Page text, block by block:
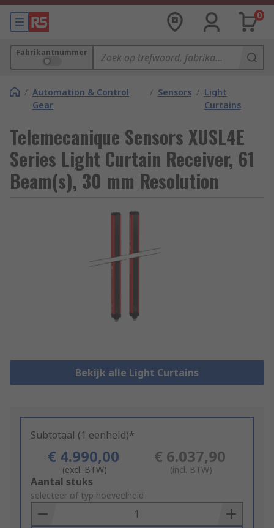
0
Fabrikantnummer
/ Automation & Control
Gear
/ Sensors / Light
Curtains
Telemecanique Sensors XUSL4E
Series Light Curtain Receiver, 61
Beam(s), 30 mm Resolution
Bekijk alle Light Curtains
Subtotaal (1 eenheid)*
€ 4.990,00
(excl. BTW)
€ 6.037,90
(incl. BTW)
Add
to
Basket
Aantal stuks
selecteer of typ hoeveelheid